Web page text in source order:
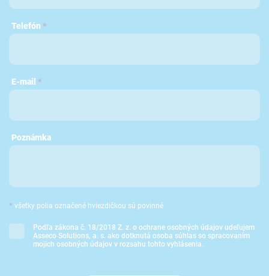
Telefón *
E-mail *
Poznámka
* všetky polia označené hviezdičkou sú povinné
Podľa zákona č. 18/2018 Z. z. o ochrane osobných údajov udeľujem
Asseco Solutions, a. s. ako dotknutá osoba súhlas so spracovaním
mojich osobných údajov v rozsahu tohto vyhlásenia.